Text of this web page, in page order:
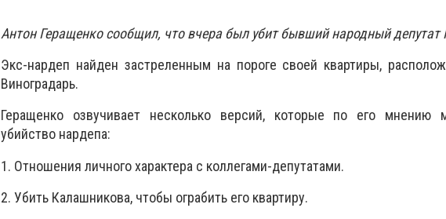
Антон Геращенко сообщил, что вчера был убит бывший народный
Экс-нардеп найден застреленным на пороге своей квартиры,
Виноградарь.
Геращенко озвучивает несколько версий, которые по его мнению
убийство нардепа:
1. Отношения личного характера с коллегами-депутатами.
2. Убить Калашникова, чтобы ограбить его квартиру.